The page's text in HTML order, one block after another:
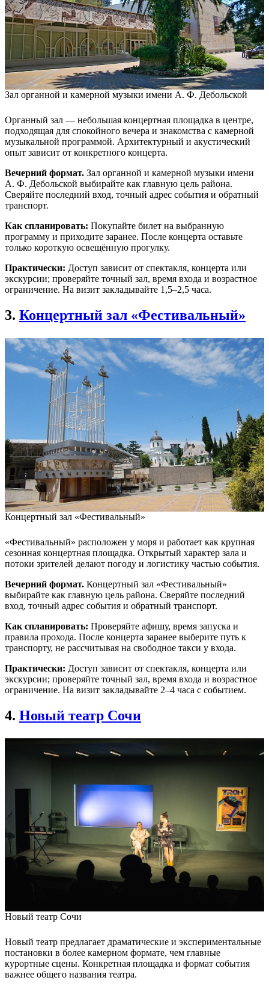
Зал органной и камерной музыки имени А. Ф. Дебольской
Органный зал — небольшая концертная площадка в центре,
подходящая для спокойного вечера и знакомства с камерной
музыкальной программой. Архитектурный и акустический
опыт зависит от конкретного концерта.
Вечерний формат. Зал органной и камерной музыки имени
А. Ф. Дебольской выбирайте как главную цель района.
Сверяйте последний вход, точный адрес события и обратный
транспорт.
Как спланировать: Покупайте билет на выбранную
программу и приходите заранее. После концерта оставьте
только короткую освещённую прогулку.
Практически: Доступ зависит от спектакля, концерта или
экскурсии; проверяйте точный зал, время входа и возрастное
ограничение. На визит закладывайте 1,5–2,5 часа.
3. Концертный зал «Фестивальный»
Концертный зал «Фестивальный»
«Фестивальный» расположен у моря и работает как крупная
сезонная концертная площадка. Открытый характер зала и
потоки зрителей делают погоду и логистику частью события.
Вечерний формат. Концертный зал «Фестивальный»
выбирайте как главную цель района. Сверяйте последний
вход, точный адрес события и обратный транспорт.
Как спланировать: Проверяйте афишу, время запуска и
правила прохода. После концерта заранее выберите путь к
транспорту, не рассчитывая на свободное такси у входа.
Практически: Доступ зависит от спектакля, концерта или
экскурсии; проверяйте точный зал, время входа и возрастное
ограничение. На визит закладывайте 2–4 часа с событием.
4. Новый театр Сочи
Новый театр Сочи
Новый театр предлагает драматические и экспериментальные
постановки в более камерном формате, чем главные
курортные сцены. Конкретная площадка и формат события
важнее общего названия театра.